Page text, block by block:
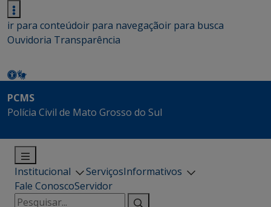
ir para conteúdoir para navegaçãoir para busca
Ouvidoria Transparência
PCMS
Polícia Civil de Mato Grosso do Sul
Institucional ServiçosInformativos
Fale ConoscoServidor
Pesquisar